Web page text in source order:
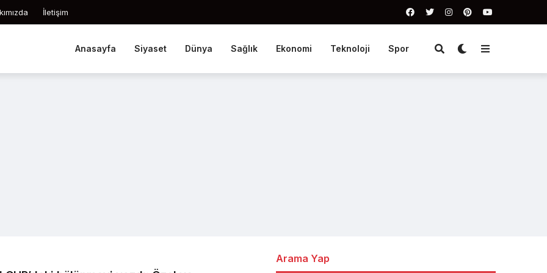
İletişim
Anasayfa Siyaset Dünya Sağlık Ekonomi Teknoloji Spor
Arama Yap